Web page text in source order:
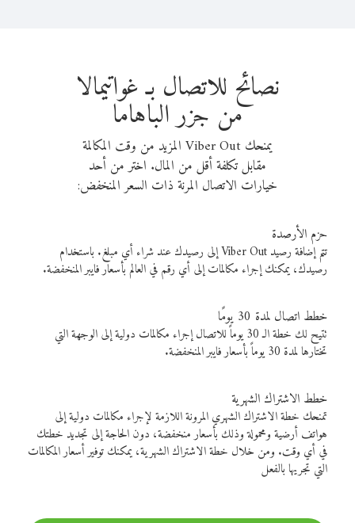
نصائح للاتصال بـ غواتيمالا
من جزر الباهاما
يمنحك Viber Out المزيد من وقت المكالمة
مقابل تكلفة أقل من المال. اختر من أحد
خيارات الاتصال المرنة ذات السعر المنخفض:
حزم الأرصدة
تتم إضافة رصيد Viber Out إلى رصيدك عند شراء أي مبلغ. باستخدام
رصيدك، يمكنك إجراء مكالمات إلى أي رقم في العالم بأسعار فايبر المنخفضة.
خطط اتصال لمدة 30 يومًا
تتيح لك خطة الـ 30 يوماً للاتصال إجراء مكالمات دولية إلى الوجهة التي
تختارها لمدة 30 يوماً بأسعار فايبر المنخفضة.
خطط الاشتراك الشهرية
تمنحك خطة الاشتراك الشهري المرونة اللازمة لإجراء مكالمات دولية إلى
هواتف أرضية ومحمولة وذلك بأسعار منخفضة، دون الحاجة إلى تجديد خطتك
في أي وقت. ومن خلال خطة الاشتراك الشهرية، يمكنك توفير أسعار المكالمات
التي تجريها بالفعل